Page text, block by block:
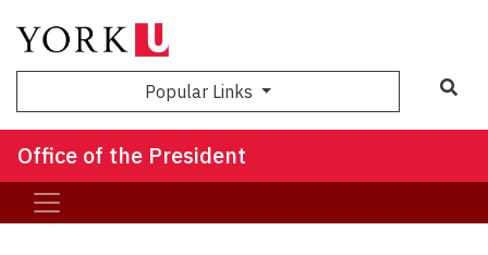
Popular Links
Office of the President